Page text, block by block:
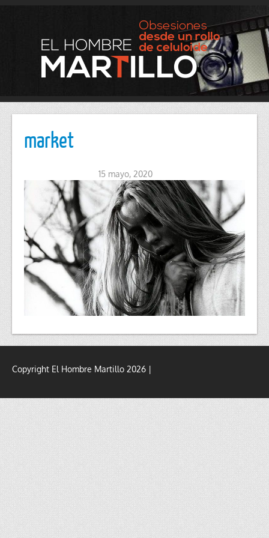
market
15 mayo, 2020
Copyright El Hombre Martillo 2026 |